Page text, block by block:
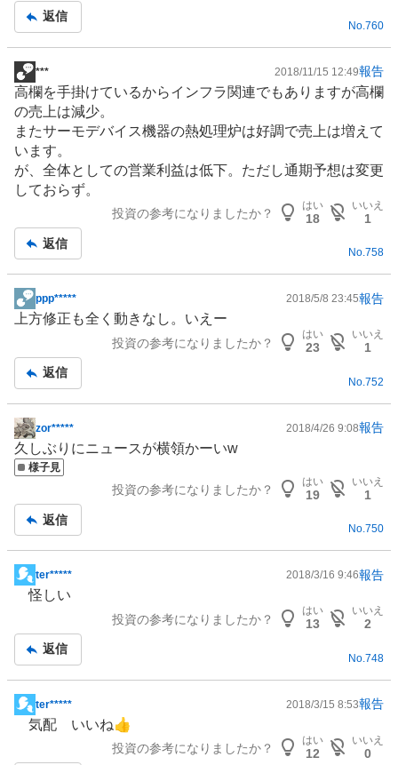
返信
No. 760
掲
示
板
記
事
*** 2018/11/15 12:49報告
高欄を手掛けているからインフラ関連でもありますが高欄
の売上は減少。
またサーモデバイス機器の熱処理炉は好調で売上は増えて
います。
が、全体としての営業利益は低下。ただし通期予想は変更
しておらず。
投資の参考になりましたか？
はい
18
いいえ
1
返信
No.758
掲
示
事
ppp***** 2018/5/8 23:45報告
上方修正も全く動きなし。いえー
投資の参考になりましたか？
はい
23
いいえ
1
返信
No. 752
掲
示
板
zor***** 2018/4/26 9:08報告
久しぶりにニュースが横領かーいw
様子見
投資の参考になりましたか？
はい
19
いいえ
1
返信
No.750
掲
事
ter***** 2018/3/16 9:46報告
怪しい
投資の参考になりましたか？
はい
13
いいえ
2
返信
No. 748
掲
ter***** 2018/3/15 8:53報告
気配 いいね👍
投資の参考になりましたか？
はい
12
いいえ
0